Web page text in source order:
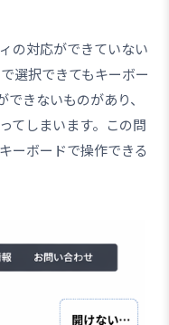
の対応ができていない
選択できてもキーボー
きないものがあり、
てしまいます。この問
ーボードで操作できる